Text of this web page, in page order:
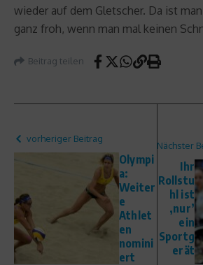
wieder auf dem Gletscher. Da ist
ganz froh, wenn man mal keinen
Beitrag teilen
vorheriger Beitrag
Olympi
a:
Weiter
e
Athlet
en
nomini
ert
Nächster
Ihr
Rollstu
hl ist
‚nur’
ein
Sportg
erät